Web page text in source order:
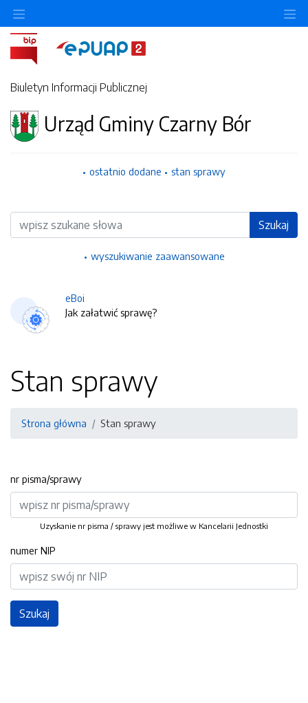
Biuletyn Informacji Publicznej
Urząd Gminy Czarny Bór
ostatnio dodane stan sprawy
Wyszukiwarka Szukaj
wyszukiwanie zaawansowane
eBoi
Jak załatwić sprawę?
Stan sprawy
Strona główna Stan sprawy
nr pisma/sprawy
Uzyskanie nr pisma / sprawy jest możliwe w Kancelarii Jednostki
numer NIP
Szukaj